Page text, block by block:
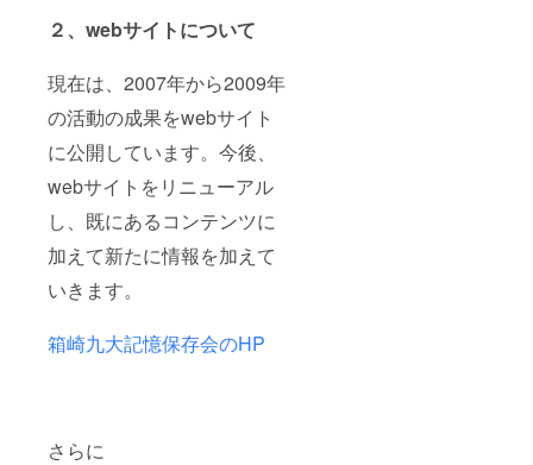
２、webサイトについて
現在は、2007年から2009年
の活動の成果をwebサイト
に公開しています。今後、
webサイトをリニューアル
し、既にあるコンテンツに
加えて新たに情報を加えて
いきます。
箱崎九大記憶保存会のHP
さらに